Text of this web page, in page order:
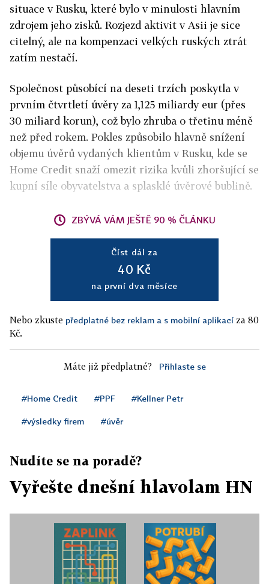
situace v Rusku, které bylo v minulosti hlavním
zdrojem jeho zisků. Rozjezd aktivit v Asii je sice
citelný, ale na kompenzaci velkých ruských ztrát
zatím nestačí.
Společnost působící na deseti trzích poskytla v
prvním čtvrtletí úvěry za 1,125 miliardy eur (přes
30 miliard korun), což bylo zhruba o třetinu méně
než před rokem. Pokles způsobilo hlavně snížení
objemu úvěrů vydaných klientům v Rusku, kde se
Home Credit snaží omezit rizika kvůli zhoršující se
kupní síle obyvatelstva a splasklé úvěrové bublině.
ZBÝVÁ VÁM JEŠTĚ 90 % ČLÁNKU
Číst dál za
40 Kč
na první dva měsíce
Nebo zkuste předplatné bez reklam a s mobilní aplikací za 80
Kč.
Máte již předplatné? Přihlaste se
#Home Credit #PPF #Kellner Petr
#výsledky firem #úvěr
Nudíte se na poradě?
Vyřešte dnešní hlavolam HN